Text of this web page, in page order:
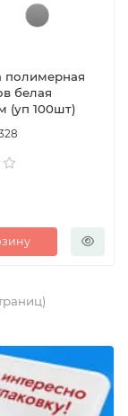
полимерная
белая
(уп 100шт)